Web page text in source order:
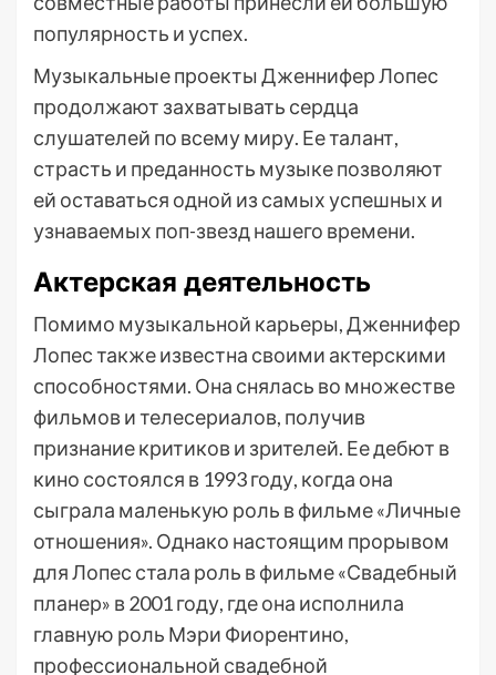
популярность и успех.
Музыкальные проекты Дженнифер Лопес
продолжают захватывать сердца
слушателей по всему миру. Ее талант,
страсть и преданность музыке позволяют
ей оставаться одной из самых успешных и
узнаваемых поп-звезд нашего времени.
Актерская деятельность
Помимо музыкальной карьеры, Дженнифер
Лопес также известна своими актерскими
способностями. Она снялась во множестве
фильмов и телесериалов, получив
признание критиков и зрителей. Ее дебют в
кино состоялся в 1993 году, когда она
сыграла маленькую роль в фильме «Личные
отношения». Однако настоящим прорывом
для Лопес стала роль в фильме «Свадебный
планер» в 2001 году, где она исполнила
главную роль Мэри Фиорентино,
профессиональной свадебной